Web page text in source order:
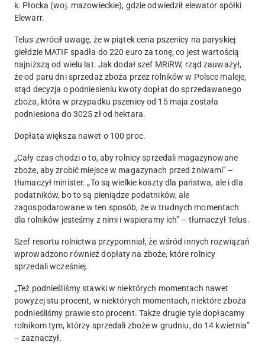
k. Płocka (woj. mazowieckie), gdzie odwiedził elewator spółki
Elewarr.
Telus zwrócił uwagę, że w piątek cena pszenicy na paryskiej
giełdzie MATIF spadła do 220 euro za tonę, co jest wartością
najniższą od wielu lat. Jak dodał szef MRiRW, rząd zauważył,
że od paru dni sprzedaż zboża przez rolników w Polsce maleje,
stąd decyzja o podniesieniu kwoty dopłat do sprzedawanego
zboża, która w przypadku pszenicy od 15 maja została
podniesiona do 3025 zł od hektara.
Dopłata większa nawet o 100 proc.
„Cały czas chodzi o to, aby rolnicy sprzedali magazynowane
zboże, aby zrobić miejsce w magazynach przed żniwami” –
tłumaczył minister. „To są wielkie koszty dla państwa, ale i dla
podatników, bo to są pieniądze podatników, ale
zagospodarowane w ten sposób, że w trudnych momentach
dla rolników jesteśmy z nimi i wspieramy ich” – tłumaczył Telus.
Szef resortu rolnictwa przypomniał, że wśród innych rozwiązań
wprowadzono również dopłaty na zboże, które rolnicy
sprzedali wcześniej.
„Też podnieśliśmy stawki w niektórych momentach nawet
powyżej stu procent, w niektórych momentach, niektóre zboża
podnieśliśmy prawie sto procent. Także drugie tyle dopłacamy
rolnikom tym, którzy sprzedali zboże w grudniu, do 14 kwietnia”
– zaznaczył.